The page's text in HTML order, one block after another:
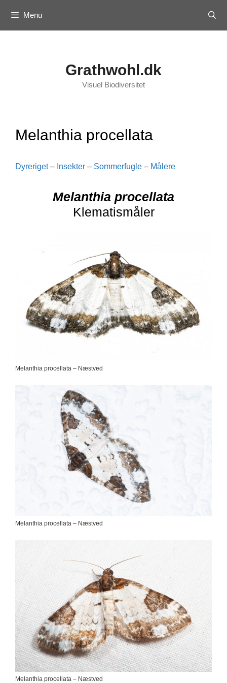
content
Menu
Grathwohl.dk
Visuel Biodiversitet
Melanthia procellata
Dyreriget– Insekter – Sommerfugle – Målere
Melanthia procellata
Klematismåler
Melanthia procellata – Næstved
Melanthia procellata – Næstved
Melanthia procellata – Næstved